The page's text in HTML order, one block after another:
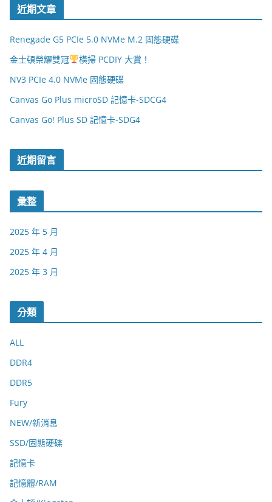
近期文章
Renegade G5 PCIe 5.0 NVMe M.2 固態硬碟
金士頓榮耀雙冠
橫掃 PCDIY 大賞！
NV3 PCIe 4.0 NVMe 固態硬碟
Canvas Go Plus microSD 記憶卡-SDCG4
Canvas Go! Plus SD 記憶卡-SDG4
近期留言
彙整
2025 年 5 月
2025 年 4 月
2025 年 3 月
分類
ALL
DDR4
DDR5
Fury
NEW/新消息
SSD/固態硬碟
記憶卡
記憶體/RAM